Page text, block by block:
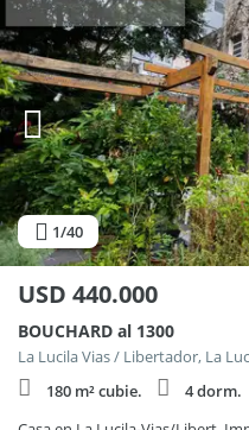
1/40
USD 440.000
BOUCHARD al 1300
La Lucila Vias / Libertador, La
180 m² cubie.
4 dorm.